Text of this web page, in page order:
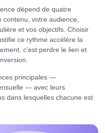
dépend de quatre
contenu, votre audience,
et vos objectifs. Choisir
ce rythme accélère la
c’est perdre le lien et
principales —
— avec leurs
dans lesquelles chacune est